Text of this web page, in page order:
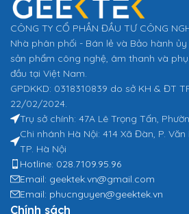
CÔNG TY CỔ PHẦN ĐẦU TƯ CÔNG
Nhà phân phối - Bán lẻ và Bảo hành
sản phẩm công nghệ, âm thanh và
đầu tại Việt Nam.
GPDKKD: 0318310839 do sở KH & ĐT
22/02/2024.
Trụ sở chính: 47A Lê Trọng Tấn,
Chi nhánh Hà Nội: 414 Xã Đàn, P.
TP. Hà Nội
Hotline: 028.7109.95.96
Email: geektek.vn@gmail.com
Email: phucnguyen@geektek.vn
Chính sách